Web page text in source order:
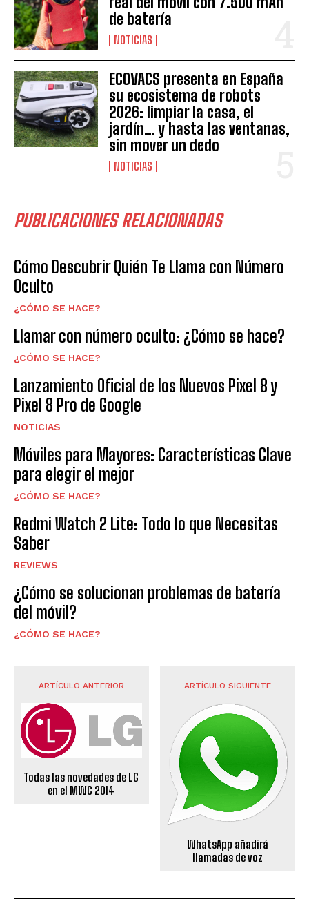
de batería
NOTICIAS
ECOVACS presenta en España
su ecosistema de robots
2026: limpiar la casa, el
jardín… y hasta las ventanas,
sin mover un dedo
NOTICIAS
PUBLICACIONES RELACIONADAS
Cómo Descubrir Quién Te Llama con Número
Oculto
¿CÓMO SE HACE?
Llamar con número oculto: ¿Cómo se hace?
¿CÓMO SE HACE?
Lanzamiento Oficial de los Nuevos Pixel 8 y
Pixel 8 Pro de Google
NOTICIAS
Móviles para Mayores: Características Clave
para elegir el mejor
¿CÓMO SE HACE?
Redmi Watch 2 Lite: Todo lo que Necesitas
Saber
REVIEWS
¿Cómo se solucionan problemas de batería
del móvil?
¿CÓMO SE HACE?
ARTÍCULO ANTERIOR
Todas las novedades de LG
en el MWC 2014
ARTÍCULO SIGUIENTE
WhatsApp añadirá
llamadas de voz